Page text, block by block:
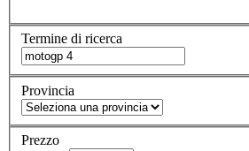
Termine di ricerca
Provincia
Prezzo